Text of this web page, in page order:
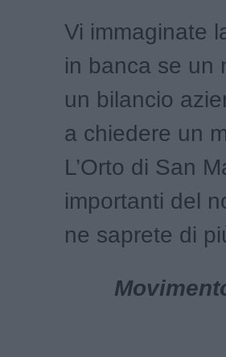
Vi immaginate
in banca se un
un bilancio
a chiedere un
L’Orto di San
importanti del
ne saprete di